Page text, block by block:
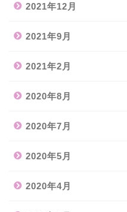
2021年12月
2021年9月
2021年2月
2020年8月
2020年7月
2020年5月
2020年4月